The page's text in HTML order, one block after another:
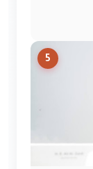
5